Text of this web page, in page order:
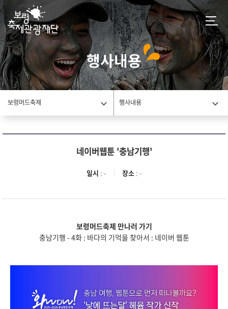
행사내용
보령머드축제 행사내용
네이버웹툰 '충남기행'
일시 : - 장소: -
보령머드축제 만나러 가기
충남기행 - 4화 : 바다의 기억을 찾아서 : 네이버 웹툰